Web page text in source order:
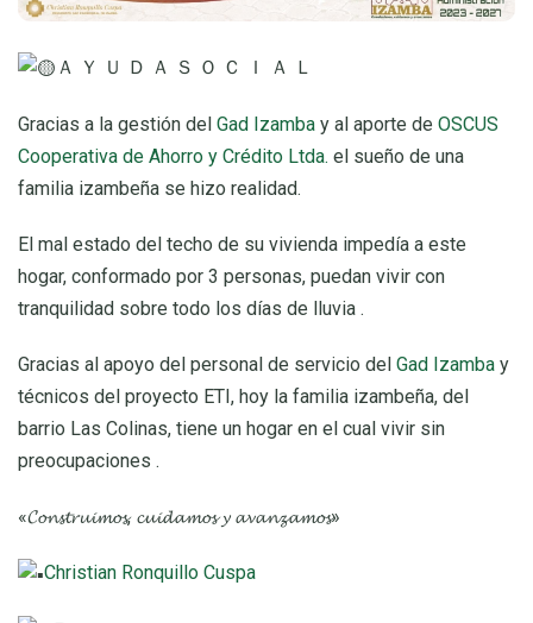
Ａ Ｙ Ｕ Ｄ Ａ Ｓ Ｏ Ｃ Ｉ Ａ Ｌ
Gracias a la gestión del Gad Izamba y al aporte de OSCUS
Cooperativa de Ahorro y Crédito Ltda. el sueño de una
familia izambeña se hizo realidad.
El mal estado del techo de su vivienda impedía a este
hogar, conformado por 3 personas, puedan vivir con
tranquilidad sobre todo los días de lluvia .
Gracias al apoyo del personal de servicio del Gad Izamba y
técnicos del proyecto ETI, hoy la familia izambeña, del
barrio Las Colinas, tiene un hogar en el cual vivir sin
preocupaciones .
«𝓒𝓸𝓷𝓼𝓽𝓻𝓾𝓲𝓶𝓸𝓼, 𝓬𝓾𝓲𝓭𝓪𝓶𝓸𝓼 𝔂 𝓪𝓿𝓪𝓷𝔃𝓪𝓶𝓸𝓼»
Christian Ronquillo Cuspa